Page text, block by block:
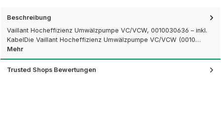
Beschreibung
Vaillant Hocheffizienz Umwälzpumpe VC/VCW, 0010030636 – inkl.
KabelDie Vaillant Hocheffizienz Umwälzpumpe VC/VCW (0010…
Mehr
Trusted Shops Bewertungen